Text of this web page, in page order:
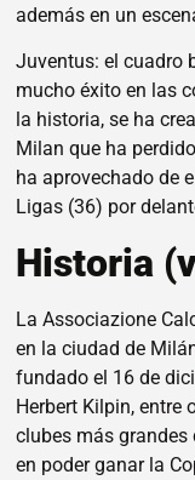
además en un
Juventus: el cuadro
mucho éxito en las
la historia, se ha
Milan que ha
ha aprovechado de
Ligas (36) por
Historia
La Associazione
en la ciudad de
fundado el 16 de
Herbert Kilpin, entre
clubes más
en poder ganar la